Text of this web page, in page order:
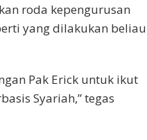
roda kepengurusan
yang dilakukan beliau
Pak Erick untuk ikut
Syariah,” tegas